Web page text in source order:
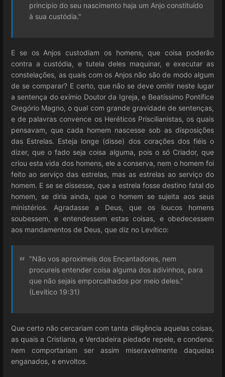
principio do seu nascimento haja um Anjo constituído
à sua custódia."
E se os Anjos custodiam os homens, que coisa poderão
contra a custódia, e tutela deles maquinar, e executar as
constelações, as quais com os Anjos não são de modo algum
de se comparar? E certo, que não se deve omitir neste lugar
a sentença do exímio Doutor da Igreja, e Beatíssimo Pontífice
Gregório Magno, o qual com grande gravidade de sentenças,
e de palavras convence os Heréticos Priscilianistas, os quais
pensavam, que cada homem nascesse sob as disposições
das Estrelas. Esteja longe (disse) dos corações dos fiéis o
dizer, que o fado seja coisa alguma, pois o só Criador, que
criou esta vida dos homens, ele a conserva, nem o homem foi
feito ao serviço das estrelas, mas as estrelas ao serviço do
homem. E se se dissesse, que a estrela fosse destino fatal do
homem, se diria ainda, que o homem se sujeita aos seus
ministérios. Agradasse a Deus, que os loucos homens
soubessem, e entendessem estas coisas, e obedecessem
aos mandamentos de Deus, que diz no Levítico:
"Não vos aproximeis dos Encantadores, nem
procureis entender coisa alguma dos adivinhos, para
que não sejais emporcalhados por meio deles."
(Levítico 19:31)
Que certo não cercariam com tanta diligência aquelas coisas,
as quais a Cristiana, e Verdadeira piedade repele, e condena:
nem comportariam ser assim miseravelmente daquelas
enganados, e envoltos.